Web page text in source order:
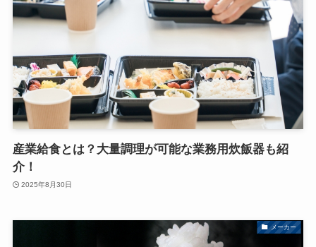
産業給食とは？大量調理が可能な業務用炊飯器も紹
介！
2025年8月30日
メーカー